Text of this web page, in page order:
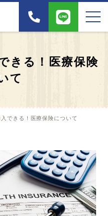
きる！医療保険
て
できる！医療保険について